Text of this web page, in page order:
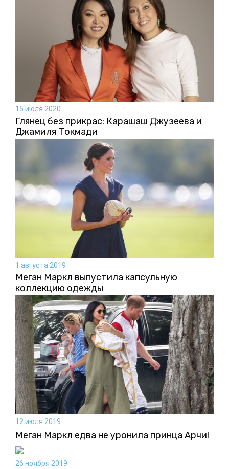
15 июля 2020
Глянец без прикрас: Карашаш Джузеева и
Джамиля Токмади
1 августа 2019
Меган Маркл выпустила капсульную
коллекцию одежды
12 июля 2019
Меган Маркл едва не уронила принца Арчи!
26 ноября 2019